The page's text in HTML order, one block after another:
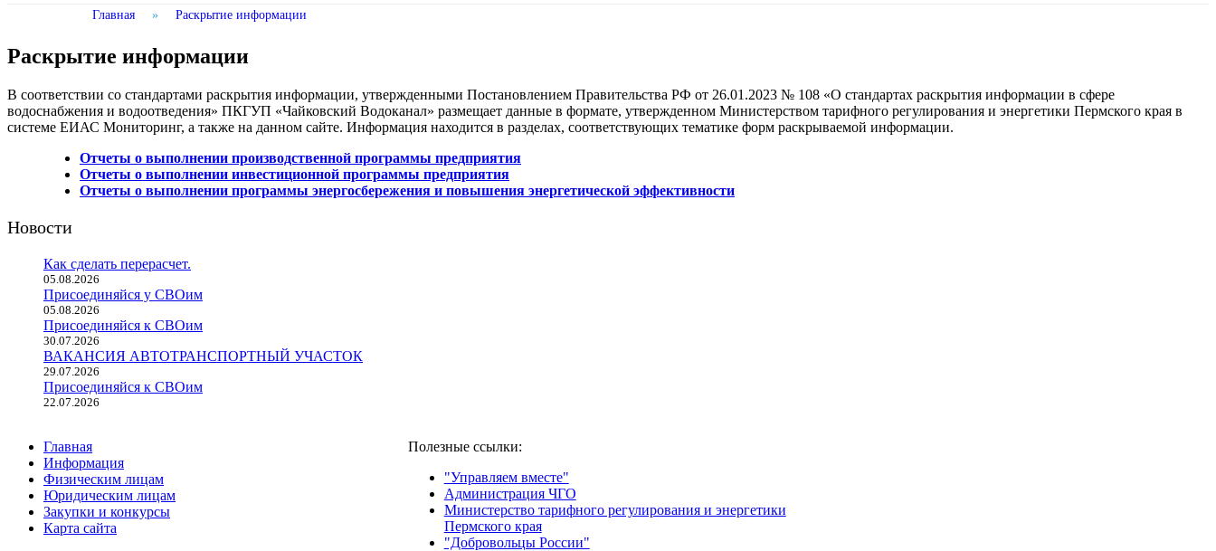
Главная » Раскрытие информации
Раскрытие информации
В соответствии со стандартами раскрытия информации, утвержденными Постановлением Правительства РФ от 26.01.2023 № 108 «О стандартах раскрытия информации в сфере
водоснабжения и водоотведения» ПКГУП «Чайковский Водоканал» размещает данные в формате, утвержденном Министерством тарифного регулирования и энергетики Пермского края в
системе ЕИАС Мониторинг, а также на данном сайте. Информация находится в разделах, соответствующих тематике форм раскрываемой информации.
Отчеты о выполнении производственной программы предприятия
Отчеты о выполнении инвестиционной программы предприятия
Отчеты о выполнении программы энергосбережения и повышения энергетической эффективности
Новости
Как сделать перерасчет.
05.08.2026
Присоединяйся у СВОим
05.08.2026
Присоединяйся к СВОим
30.07.2026
ВАКАНСИЯ АВТОТРАНСПОРТНЫЙ УЧАСТОК
29.07.2026
Присоединяйся к СВОим
22.07.2026
Главная
Информация
Физическим лицам
Юридическим лицам
Закупки и конкурсы
Карта сайта
Полезные ссылки:
"Управляем вместе"
Администрация ЧГО
Министерство тарифного регулирования и энергетики
Пермского края
"Добровольцы России"